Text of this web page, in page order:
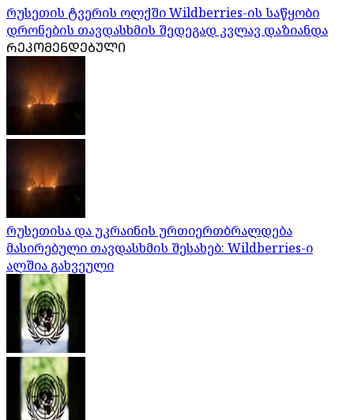
რუსეთის ტვერის ოლქში Wildberries-ის საწყობი
დრონების თავდასხმის შედეგად კვლავ დაზიანდა
ᲠᲔᲙᲝᲛᲔᲜᲓᲔᲑᲣᲚᲘ
რუსეთისა და უკრაინის ურთიერთბრალდება
მასირებული თავდასხმის შესახებ: Wildberries-ი
ალშია გახვეული